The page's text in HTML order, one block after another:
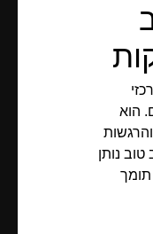
הוא
נותן